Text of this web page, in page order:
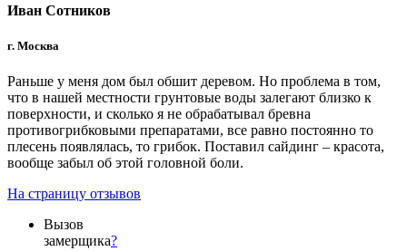
Иван Сотников
г. Москва
Раньше у меня дом был обшит деревом. Но проблема в том,
что в нашей местности грунтовые воды залегают близко к
поверхности, и сколько я не обрабатывал бревна
противогрибковыми препаратами, все равно постоянно то
плесень появлялась, то грибок. Поставил сайдинг – красота,
вообще забыл об этой головной боли.
На страницу отзывов
Вызов
замерщика?